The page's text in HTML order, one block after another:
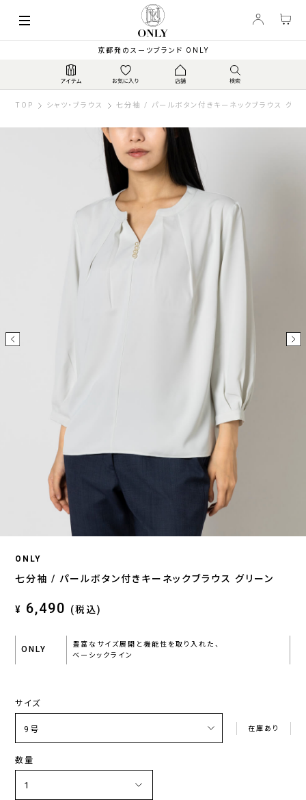
京都発のスーツブランド ONLY
TOP シャツ・ブラウス 七分袖 / パールボタン付きキーネックブラウス グリ
ONLY
七分袖 / パールボタン付きキーネックブラウス グリーン
¥ 6,490 (税込)
ONLY
豊富なサイズ展開と機能性を取り入れた、
ベーシックライン
サイズ
在庫あり
数量